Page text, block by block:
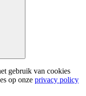
gebruik van cookies
op onze privacy policy